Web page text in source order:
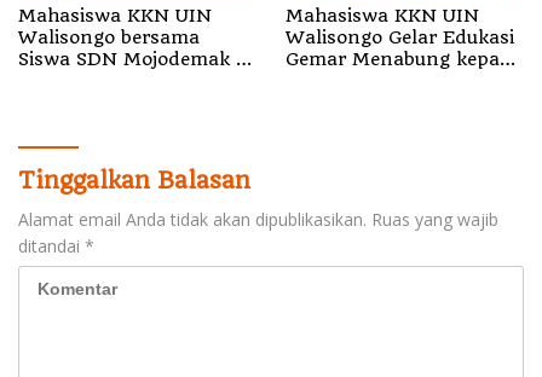
Mahasiswa KKN UIN
Walisongo bersama
Siswa SDN Mojodemak 3
Mahasiswa KKN UIN
Walisongo Gelar Edukasi
Gemar Menabung kepada
Tinggalkan Balasan
Alamat email Anda tidak akan dipublikasikan. Ruas yang wajib
ditandai *